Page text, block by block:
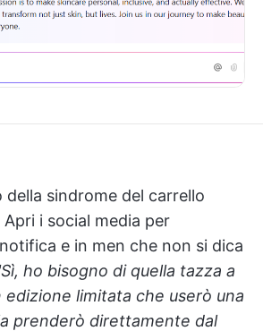
sindrome del carrello
i social media per
e in men che non si dica
ho bisogno di quella tazza a
edizione limitata che userò una
prenderò direttamente dal